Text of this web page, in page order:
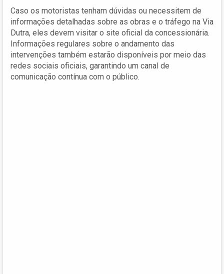
Caso os motoristas tenham dúvidas ou necessitem de
informações detalhadas sobre as obras e o tráfego na Via
Dutra, eles devem visitar o site oficial da concessionária.
Informações regulares sobre o andamento das
intervenções também estarão disponíveis por meio das
redes sociais oficiais, garantindo um canal de
comunicação contínua com o público.